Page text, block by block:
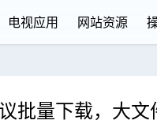
电视应用 网站资源
批量下载，大文